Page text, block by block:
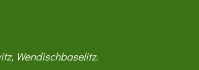
Wendischbaselitz.